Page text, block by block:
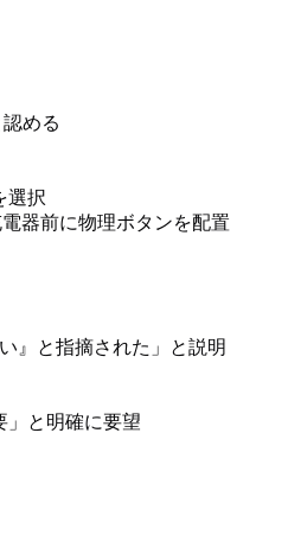
める
選択
器前に物理ボタンを配置
』と指摘された」と説明
」と明確に要望